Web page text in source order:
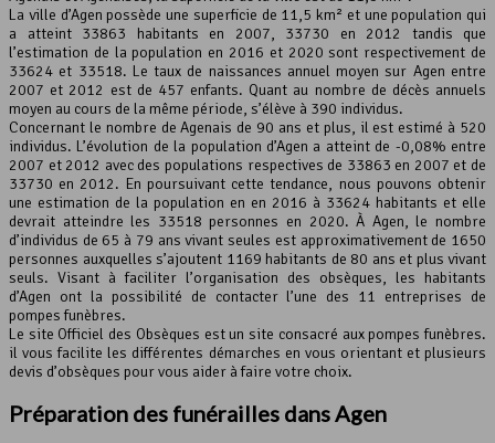
Leaflet, ©OpenStreetMap contributeurs
La ville d’Agen possède une superficie de 11,5 km² et une population qui
a atteint 33863 habitants en 2007, 33730 en 2012 tandis que
l’estimation de la population en 2016 et 2020 sont respectivement de
33624 et 33518. Le taux de naissances annuel moyen sur Agen entre
2007 et 2012 est de 457 enfants. Quant au nombre de décès annuels
moyen au cours de la même période, s’élève à 390 individus.
Concernant le nombre de Agenais de 90 ans et plus, il est estimé à 520
individus. L’évolution de la population d’Agen a atteint de -0,08% entre
2007 et 2012 avec des populations respectives de 33863 en 2007 et de
33730 en 2012. En poursuivant cette tendance, nous pouvons obtenir
une estimation de la population en en 2016 à 33624 habitants et elle
devrait atteindre les 33518 personnes en 2020. À Agen, le nombre
d’individus de 65 à 79 ans vivant seules est approximativement de 1650
personnes auxquelles s’ajoutent 1169 habitants de 80 ans et plus vivant
seuls. Visant à faciliter l’organisation des obsèques, les habitants
d’Agen ont la possibilité de contacter l’une des 11 entreprises de
pompes funèbres.
Le site Officiel des Obsèques est un site consacré aux pompes funèbres.
il vous facilite les différentes démarches en vous orientant et plusieurs
devis d’obsèques pour vous aider à faire votre choix.
Préparation des funérailles dans Agen